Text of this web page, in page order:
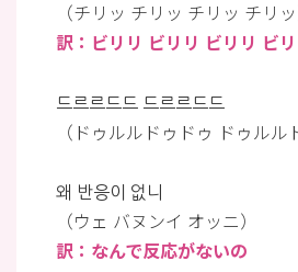
（チリッ チリッ チリッ チリッ
訳：ビリリ ビリリ ビリリ ビ
드르르드드 드르르드드
（ドゥルルドゥドゥ ドゥルル
왜 반응이 없니
（ウェ バヌンイ オッニ）
訳：なんで反応がないの